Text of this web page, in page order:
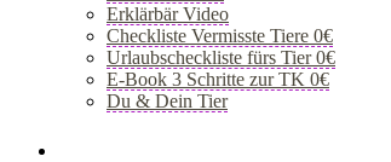
Erklärbär Video
Checkliste Vermisste Tiere 0€
Urlaubscheckliste fürs Tier 0€
E-Book 3 Schritte zur TK 0€
Du & Dein Tier